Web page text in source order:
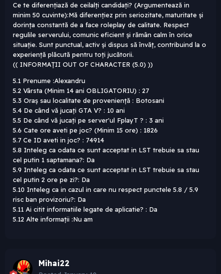
Ce te diferențiază de ceilalți candidați? (Argumentează in
minim 50 cuvinte):Mă diferențiez prin seriozitate, maturitate și
dorința constantă de a face roleplay de calitate. Respect
regulile serverului, comunic eficient și rămân calm în orice
situație. Sunt punctual, activ și dispus să învăț, contribuind la o
experiență plăcută pentru toți jucătorii.
(( INFORMAȚII OUT OF CHARACTER (5.0) ))
5.1 Prenume :Alexandru
5.2 Vârsta (Minim 14 ani OBLIGATORIU) : 27
5.3 Oraș sau localitate de proveniență : Botosani
5.4 De când vă jucați GTA V? : 10 ani
5.5 De când vă jucați pe server'ul FplayT ? : 3 ani
5.6 Cate ore aveti pe joc? (Minim 15 ore) : 1826
5.7 Ce ID aveti in joc? : 74914
5.8 Inteleg ca odata ce sunt acceptat in LST trebuie sa stau
cel putin 1 saptamana?: Da
5.9 Inteleg ca odata ce sunt acceptat in LST trebuie sa stau
cel putin 2 ore pe zi?: Da
5.10 Inteleg ca in cazul in care nu respect punctele 5.8 / 5.9
risc ban provizoriu?: Da
5.11 Ai citit informatiile legate de aplicatie? : Da
5.12 Alte informații :Nu am
Mihai22